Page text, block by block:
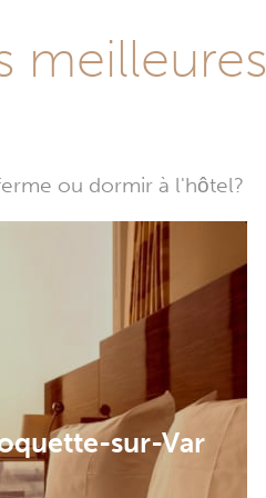
meilleures
ou dormir à l'hôtel?
sur-Var